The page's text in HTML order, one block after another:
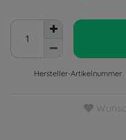
Hersteller-Artikelnummer